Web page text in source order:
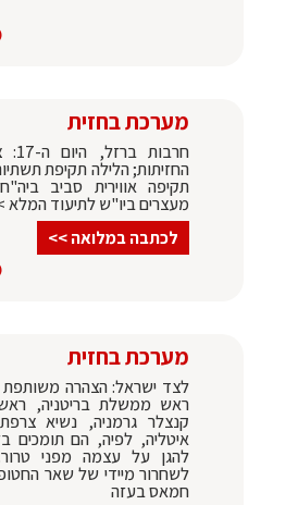
מערכת בחזית
החזיתות; הלילה תקיפת
תקיפה אווירית סביב
מעצרים ביו"ש לתיעוד המלא
לכתבה במלואה >>
מערכת בחזית
לצד ישראל: הצהרה
ראש ממשלת בריטניה,
קנצלר גרמניה, נשיא
איטליה, לפיה, הם תומכים
להגן על עצמה מפני
לשחרור מיידי של שאר
חמאס בעזה